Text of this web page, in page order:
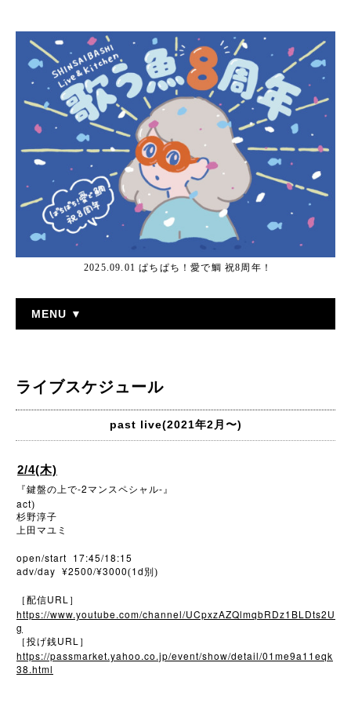
2025.09.01 ぱちぱち！愛で鯛 祝8周年！
MENU ▼
ライブスケジュール
past live(2021年2月〜)
2/4(木)
『鍵盤の上で-2 マンスペシャル-』
act)
杉野淳子
上田マユミ
open/start 17:45/18:15
adv/day ¥2500/¥3000(1d 別)
［配信URL ］
https://www.youtube.com/channel/UCpxzAZQlmqbRDz1BLDts2U
g
［投げ銭URL ］
https://passmarket.yahoo.co.jp/event/show/detail/01me9a11eqk
38.html